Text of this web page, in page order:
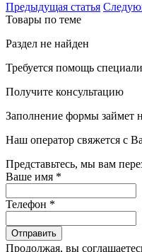
Предыдущая статья
Товары по теме
Раздел не найден
Требуется помощь
Получите консультацию
Заполнение формы займет
Наш оператор свяжется с
Представьтесь, мы вам
Ваше имя *
Телефон *
Продолжая, вы